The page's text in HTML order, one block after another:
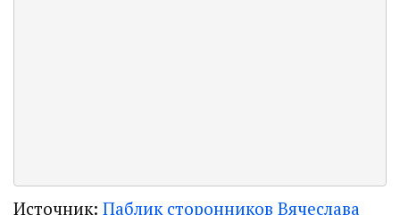
Источник: Паблик сторонников Вячеслава